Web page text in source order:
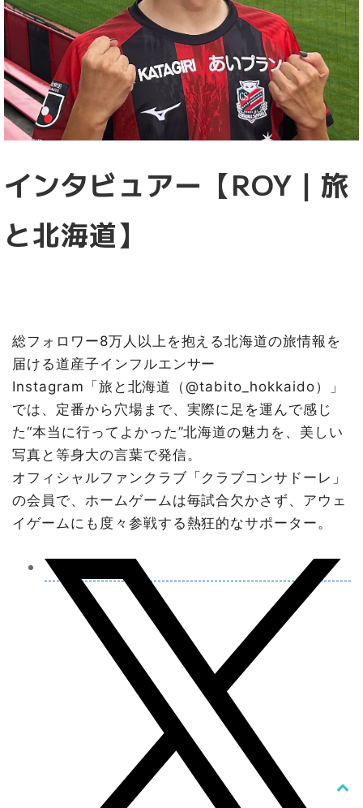
インタビュアー【ROY｜旅
と北海道】
総フォロワー8万人以上を抱える北海道の旅情報を
届ける道産子インフルエンサー
Instagram「旅と北海道（@tabito_hokkaido）」
では、定番から穴場まで、実際に足を運んで感じ
た“本当に行ってよかった”北海道の魅力を、美しい
写真と等身大の言葉で発信。
オフィシャルファンクラブ「クラブコンサドーレ」
の会員で、ホームゲームは毎試合欠かさず、アウェ
イゲームにも度々参戦する熱狂的なサポーター。